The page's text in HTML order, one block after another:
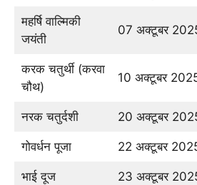
महर्षि वाल्मिकी
जयंती
07 अक्टूबर
करक चतुर्थी (करवा
चौथ)
10 अक्टूबर
नरक चतुर्दशी 20 अक्टूबर
गोवर्धन पूजा 22 अक्टूबर
भाई दूज 23 अक्टूबर